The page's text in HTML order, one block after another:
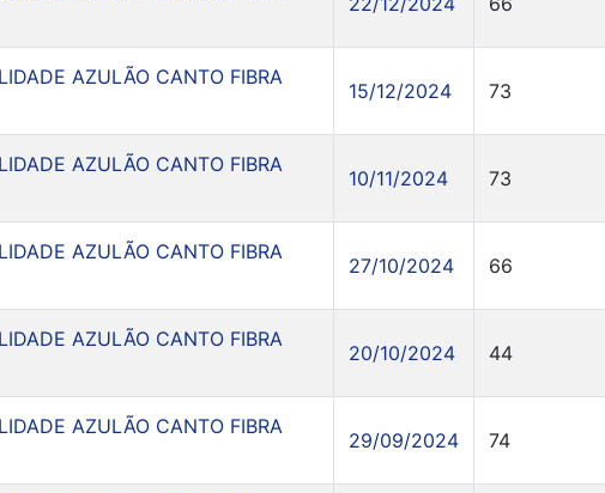
AZULÃO CANTO FIBRA
15/12/2024 73
AZULÃO CANTO FIBRA
10/11/2024 73
AZULÃO CANTO FIBRA
27/10/2024 66
AZULÃO CANTO FIBRA
20/10/2024 44
AZULÃO CANTO FIBRA
29/09/2024 74